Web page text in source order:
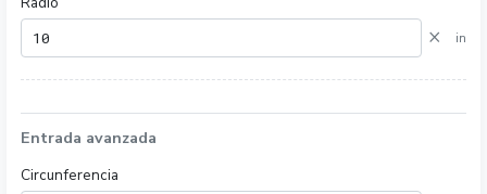
× in
Entrada avanzada
Circunferencia